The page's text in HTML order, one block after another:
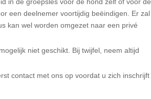
een deelnemer voortijdig beëindigen. Er zal
kan wel worden omgezet naar een privé
niet geschikt. Bij twijfel, neem altijd
contact met ons op voordat u zich inschrijft